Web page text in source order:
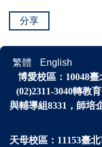
分享
繁體
English
博愛校區： 10048臺
(02)2311-3040轉教
與輔導組8331，師培
天母校區：11153臺